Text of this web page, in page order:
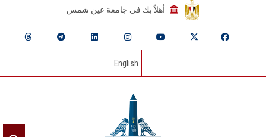
أهلاً بك في جامعة عين شمس
English